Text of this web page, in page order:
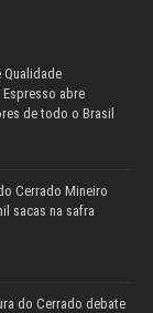
Qualidade
abre
de todo o Brasil
Cerrado Mineiro
sacas na safra
do Cerrado debate